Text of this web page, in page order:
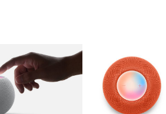
图库 图像 图库 图像